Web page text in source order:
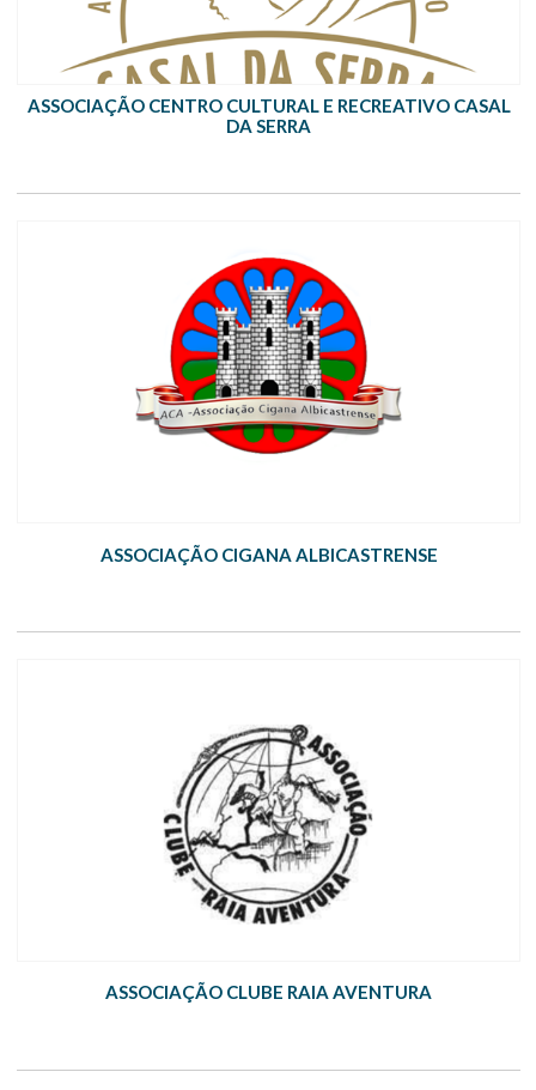
ASSOCIAÇÃO CENTRO CULTURAL E RECREATIVO CASAL
DA SERRA
ASSOCIAÇÃO CIGANA ALBICASTRENSE
ASSOCIAÇÃO CLUBE RAIA AVENTURA